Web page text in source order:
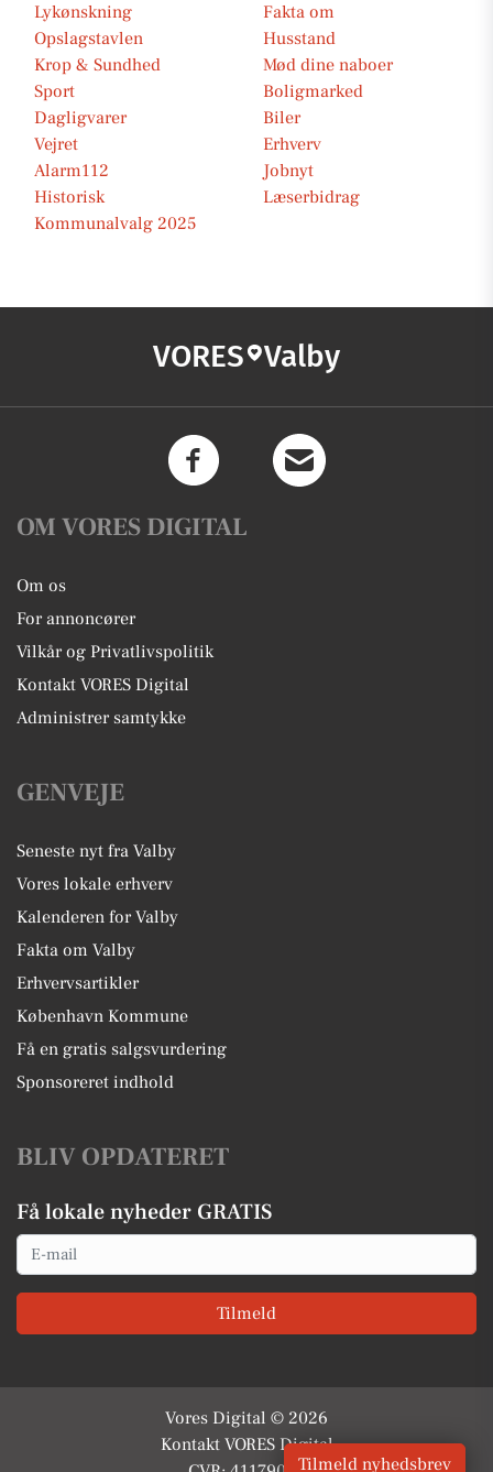
Lykønskning
Fakta om
Opslagstavlen
Husstand
Krop & Sundhed
Mød dine naboer
Sport
Boligmarked
Dagligvarer
Biler
Vejret
Erhverv
Alarm112
Jobnyt
Historisk
Læserbidrag
Kommunalvalg 2025
VORES Valby
OM VORES DIGITAL
Om os
For annoncører
Vilkår og Privatlivspolitik
Kontakt VORES Digital
Administrer samtykke
GENVEJE
Seneste nyt fra Valby
Vores lokale erhverv
Kalenderen for Valby
Fakta om Valby
Erhvervsartikler
København Kommune
Få en gratis salgsvurdering
Sponsoreret indhold
BLIV OPDATERET
Få lokale nyheder GRATIS
Email
Tilmeld
Vores Digital © 2026
Kontakt VORES Digital
Tilmeld nyhedsbrev